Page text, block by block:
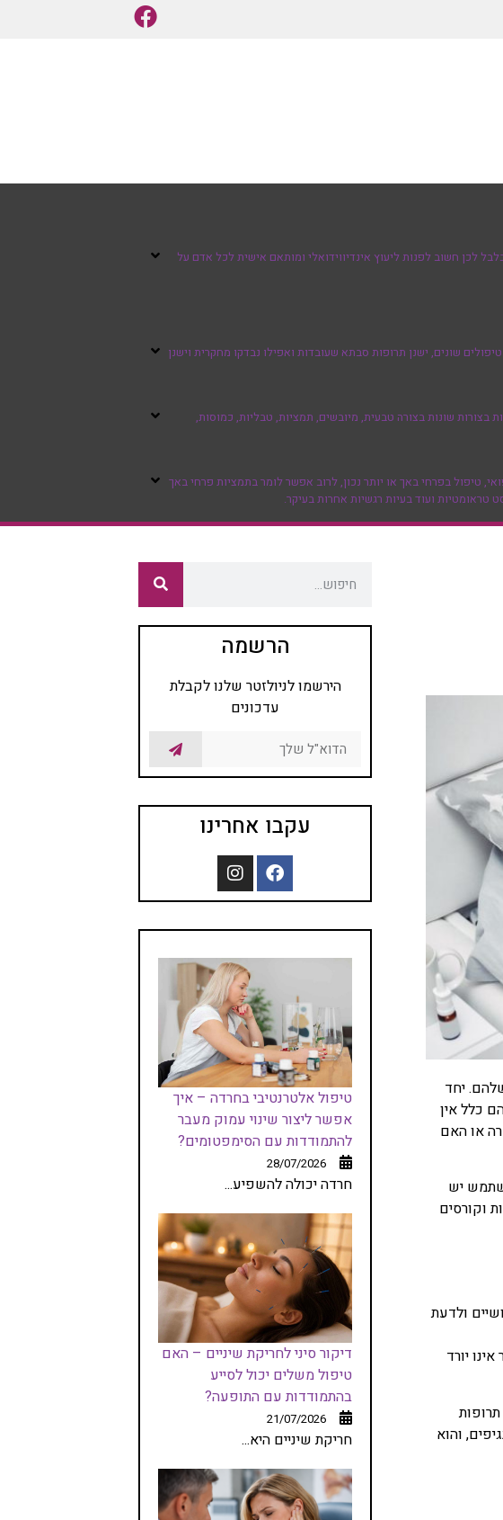
לכן חשוב לפנות ליעוץ אינדיווידואלי ומותאם אישית לכל אדם על
שונים, ישנן תרופות סבתא שעובדות ואפילו נבדקו מחקרית וישנן
שונות בצורה טבעית, מיובשים, תמציות, טבליות, כמוסות,
טיפול בפרחי באך או יותר נכון, לרוב אפשר לומר בתמציות פרחי באך
טראומטיות ועוד בעיות רגשיות אחרות בעיקר.
יחד
כלל אין
או האם
יש
וקורסים
ולדעת
יורד
והוא
הרשמה
הירשמו לניולזטר שלנו לקבלת
עדכונים
עקבו אחרינו
טיפול אלטרנטיבי בחרדה – איך
אפשר ליצור שינוי עמוק מעבר
להתמודדות עם הסימפטומים?
28/07/2026
חרדה יכולה להשפיע...
דיקור סיני לחריקת שיניים – האם
טיפול משלים יכול לסייע
בהתמודדות עם התופעה?
21/07/2026
חריקת שיניים היא...